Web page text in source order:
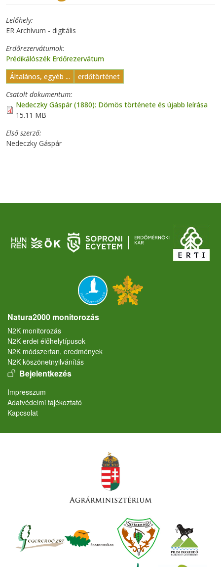
Lelőhely
ER Archívum - digitális
Erdőrezervátumok
Prédikálószék Erdőrezervátum
Általános, egyéb ...
erdőtörténet
Csatolt dokumentum
Nedeczky Gáspár (1880): Dömös története és újabb leírása
15.11 MB
Első szerző
Nedeczky Gáspár
Natura2000 monitorozás
N2K monitorozás
N2K erdei élőhelytípusok
N2K módszertan, eredmények
N2K köszönetnyilvánítás
User account menu
Bejelentkezés
Lábléc
Impresszum
Adatvédelmi tájékoztató
Kapcsolat